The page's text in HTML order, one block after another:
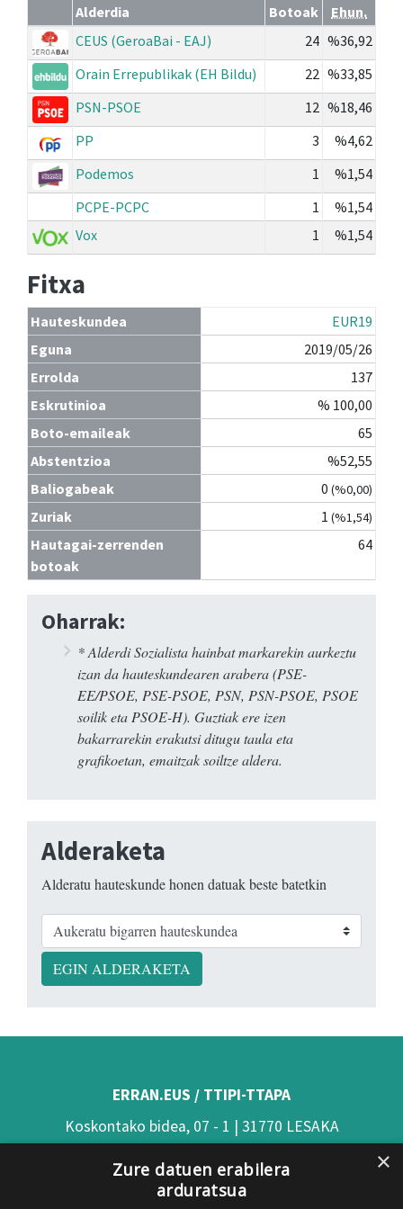
Alderdia Botoak
Ehun.
CEUS (GeroaBai - EAJ)
24 %36,92
Orain Errepublikak (EH Bildu)
22 %33,85
PSN-PSOE
12 %18,46
PP
3
%4,62
Podemos
1
%1,54
PCPE-PCPC
1
%1,54
Vox
1 %1,54
Fitxa
Hauteskundea
EUR19
Eguna
2019/05/26
Errolda
137
Eskrutinioa
% 100,00
Boto-emaileak
65
Abstentzioa
%52,55
Baliogabeak
0 (%0,00)
Zuriak 1 (%1,54)
Hautagai-zerrenden
botoak
64
Oharrak:
* Alderdi Sozialista hainbat markarekin aurkeztu
izan da hauteskundearen arabera (PSE-
EE/PSOE, PSE-PSOE, PSN, PSN-PSOE, PSOE
soilik eta PSOE-H). Guztiak ere izen
bakarrarekin erakutsi ditugu taula eta
grafikoetan, emaitzak soiltze aldera.
Alderaketa
Alderatu hauteskunde honen datuak beste batetkin
EGIN ALDERAKETA
ERRAN.EUS / TTIPI-TTAPA
Koskontako bidea, 07 - 1 | 31770 LESAKA
Tel: 948 63 54 58
×
Zure datuen erabilera
arduratsua